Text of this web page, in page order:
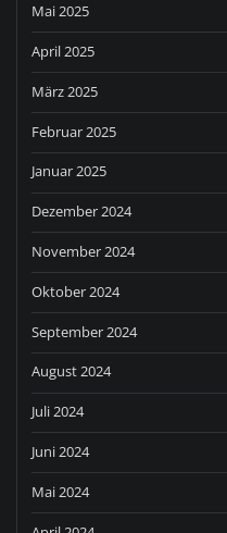
Mai 2025
April 2025
März 2025
Februar 2025
Januar 2025
Dezember 2024
November 2024
Oktober 2024
September 2024
August 2024
Juli 2024
Juni 2024
Mai 2024